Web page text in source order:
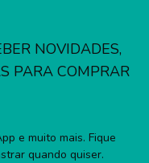
NOVIDADES,
PARA COMPRAR
e muito mais. Fique
quando quiser.